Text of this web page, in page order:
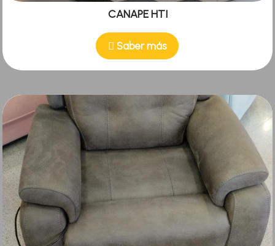
CANAPE HTI
Saber más